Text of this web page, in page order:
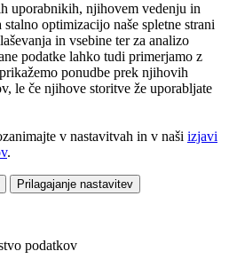
uporabnikih, njihovem vedenju in
optimizacijo naše spletne strani
in vsebine ter za analizo
podatke lahko tudi primerjamo z
ponudbe prek njihovih
le če njihove storitve že uporabljate
v nastavitvah in v naši izjavi
.
Prilagajanje nastavitev
podatkov